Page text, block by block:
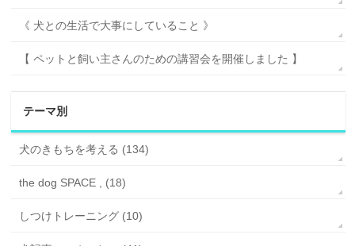
《 犬との生活で大事にしていること 》
【 ペットと飼い主さんのための講習会を開催しました 】
テーマ別
犬のきもちを考える (134)
the dog SPACE , (18)
しつけトレーニング (10)